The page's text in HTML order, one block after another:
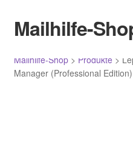
Zur
Navigation
Zum
Inhalt
Mailhilfe-
Start
Menü
Mailhilfe-Shop> Produkte>
Manager (Professional